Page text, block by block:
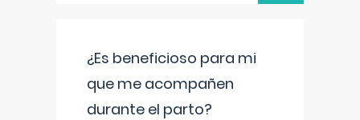
¿Es beneficioso para mi
que me acompañen
durante el parto?